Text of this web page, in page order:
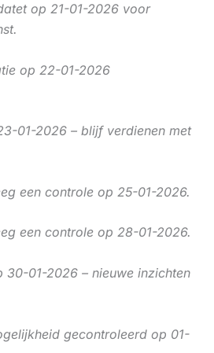
op 21-01-2026 voor
op 22-01-2026
01-2026 – blijf verdienen met
een controle op 25-01-2026.
een controle op 28-01-2026.
30-01-2026 – nieuwe inzichten
gecontroleerd op 01-